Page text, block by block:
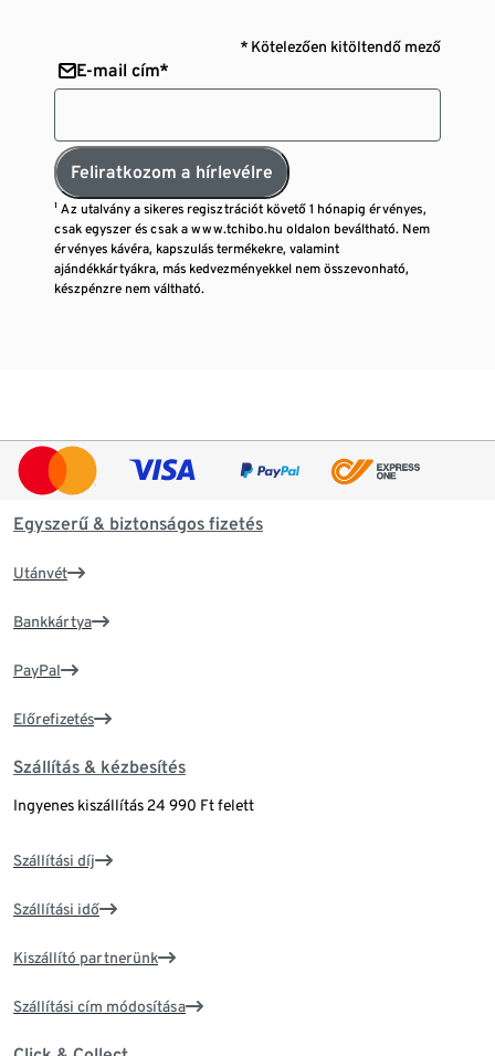
* Kötelezően kitöltendő mező
E-mail cím*
Feliratkozom a hírlevélre
¹ Az utalvány a sikeres regisztrációt követő 1 hónapig érvényes,
csak egyszer és csak a www.tchibo.hu oldalon beváltható. Nem
érvényes kávéra, kapszulás termékekre, valamint
ajándékkártyákra, más kedvezményekkel nem összevonható,
készpénzre nem váltható.
Egyszerű & biztonságos fizetés
Utánvét
Bankkártya
PayPal
Előrefizetés
Szállítás & kézbesítés
Ingyenes kiszállítás 24 990 Ft felett
Szállítási díj
Szállítási idő
Kiszállító partnerünk
Szállítási cím módosítása